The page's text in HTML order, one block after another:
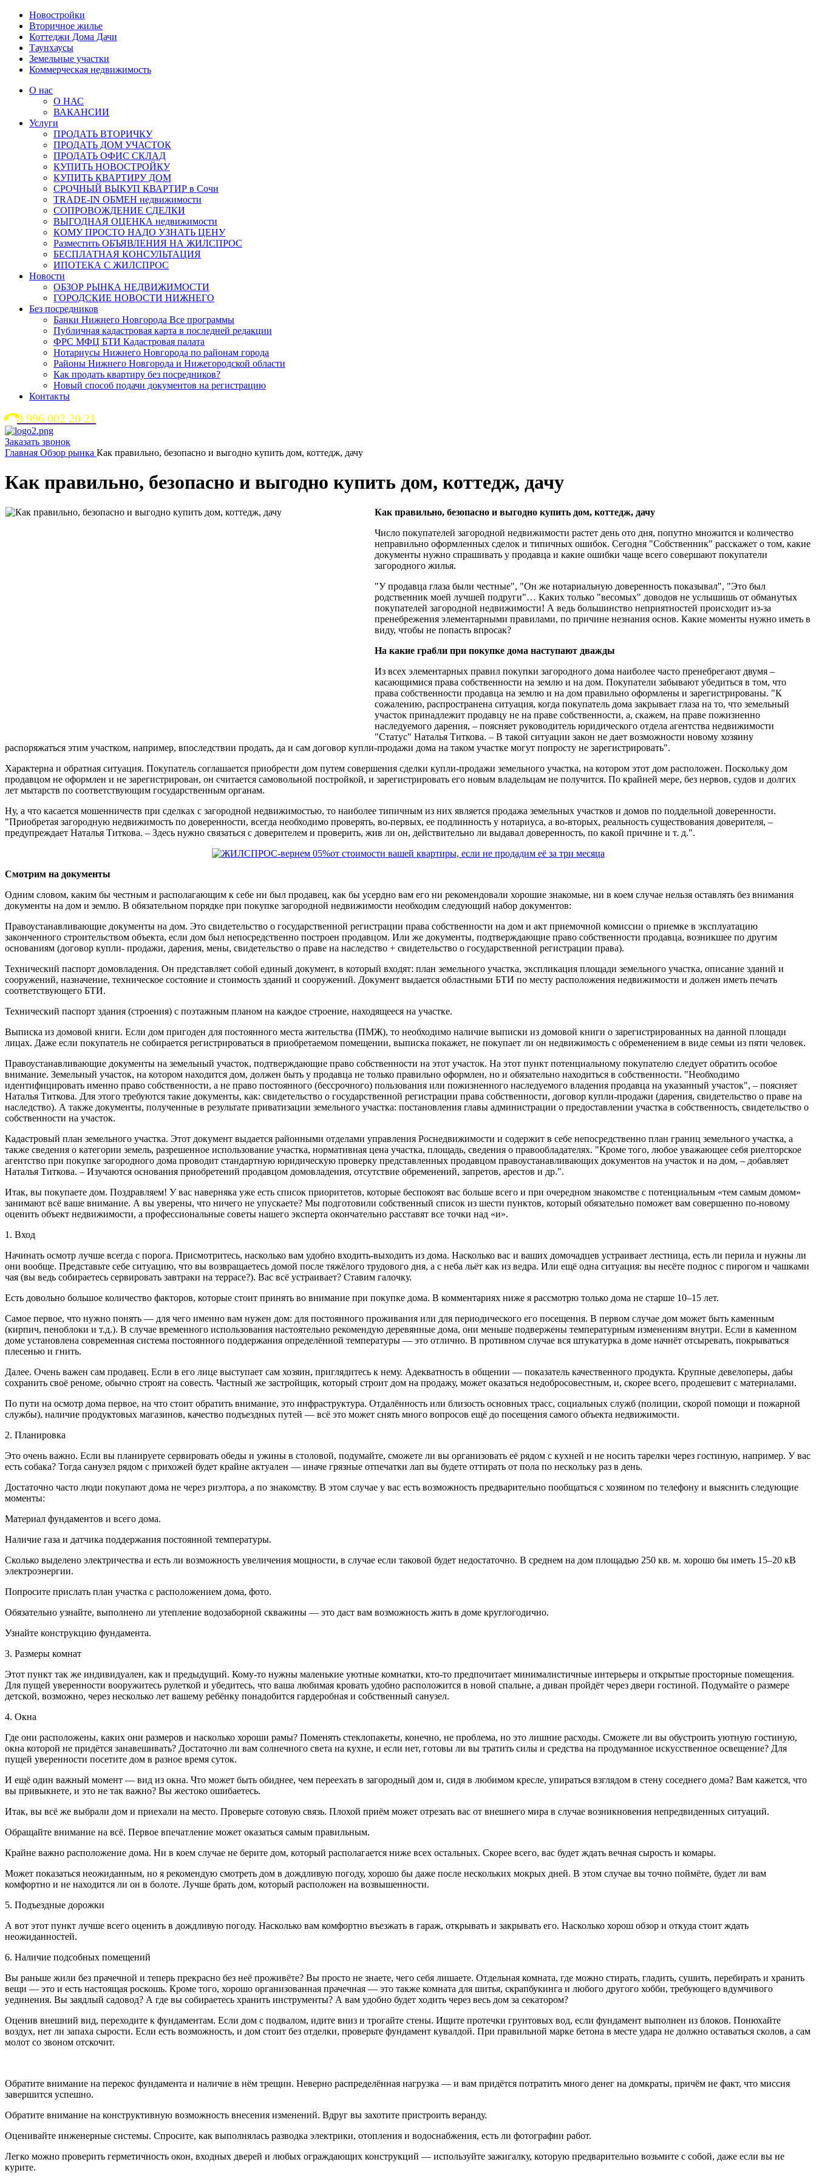
Новостройки
Вторичное жилье
Коттеджи Дома Дачи
Таунхаусы
Земельные участки
Коммерческая недвижимость
О нас
О НАС
ВАКАНСИИ
Услуги
ПРОДАТЬ ВТОРИЧКУ
ПРОДАТЬ ДОМ УЧАСТОК
ПРОДАТЬ ОФИС СКЛАД
КУПИТЬ НОВОСТРОЙКУ
КУПИТЬ КВАРТИРУ ДОМ
СРОЧНЫЙ ВЫКУП КВАРТИР в Сочи
TRADE-IN ОБМЕН недвижимости
СОПРОВОЖДЕНИЕ СДЕЛКИ
ВЫГОДНАЯ ОЦЕНКА недвижимости
КОМУ ПРОСТО НАДО УЗНАТЬ ЦЕНУ
Разместить ОБЪЯВЛЕНИЯ НА ЖИЛСПРОС
БЕСПЛАТНАЯ КОНСУЛЬТАЦИЯ
ИПОТЕКА С ЖИЛСПРОС
Новости
ОБЗОР РЫНКА НЕДВИЖИМОСТИ
ГОРОДСКИЕ НОВОСТИ НИЖНЕГО
Без посредников
Банки Нижнего Новгорода Все программы
Публичная кадастровая карта в последней редакции
ФРС МФЦ БТИ Кадастровая палата
Нотариусы Нижнего Новгорода по районам города
Районы Нижнего Новгорода и Нижегородской области
Как продать квартиру без посредников?
Новый способ подачи документов на регистрацию
Контакты
8 996 002 20 21
Заказать звонок
Главная Обзор рынка Как правильно, безопасно и выгодно купить дом, коттедж, дачу
Как правильно, безопасно и выгодно купить дом, коттедж, дачу
Как правильно, безопасно и выгодно купить дом, коттедж, дачу
Число покупателей загородной недвижимости растет день ото дня, попутно множится и количество
неправильно оформленных сделок и типичных ошибок. Сегодня "Собственник" расскажет о том, какие
документы нужно спрашивать у продавца и какие ошибки чаще всего совершают покупатели
загородного жилья.
"У продавца глаза были честные", "Он же нотариальную доверенность показывал", "Это был
родственник моей лучшей подруги"… Каких только "весомых" доводов не услышишь от обманутых
покупателей загородной недвижимости! А ведь большинство неприятностей происходит из-за
пренебрежения элементарными правилами, по причине незнания основ. Какие моменты нужно иметь в
виду, чтобы не попасть впросак?
На какие грабли при покупке дома наступают дважды
Из всех элементарных правил покупки загородного дома наиболее часто пренебрегают двумя –
касающимися права собственности на землю и на дом. Покупатели забывают убедиться в том, что
права собственности продавца на землю и на дом правильно оформлены и зарегистрированы. "К
сожалению, распространена ситуация, когда покупатель дома закрывает глаза на то, что земельный
участок принадлежит продавцу не на праве собственности, а, скажем, на праве пожизненно
наследуемого дарения, – поясняет руководитель юридического отдела агентства недвижимости
"Статус" Наталья Титкова. – В такой ситуации закон не дает возможности новому хозяину
распоряжаться этим участком, например, впоследствии продать, да и сам договор купли-продажи дома на таком участке могут попросту не зарегистрировать".
Характерна и обратная ситуация. Покупатель соглашается приобрести дом путем совершения сделки купли-продажи земельного участка, на котором этот дом расположен. Поскольку дом
продавцом не оформлен и не зарегистрирован, он считается самовольной постройкой, и зарегистрировать его новым владельцам не получится. По крайней мере, без нервов, судов и долгих
лет мытарств по соответствующим государственным органам.
Ну, а что касается мошенничеств при сделках с загородной недвижимостью, то наиболее типичным из них является продажа земельных участков и домов по поддельной доверенности.
"Приобретая загородную недвижимость по доверенности, всегда необходимо проверять, во-первых, ее подлинность у нотариуса, а во-вторых, реальность существования доверителя, –
предупреждает Наталья Титкова. – Здесь нужно связаться с доверителем и проверить, жив ли он, действительно ли выдавал доверенность, по какой причине и т. д.".
Смотрим на документы
Одним словом, каким бы честным и располагающим к себе ни был продавец, как бы усердно вам его ни рекомендовали хорошие знакомые, ни в коем случае нельзя оставлять без внимания
документы на дом и землю. В обязательном порядке при покупке загородной недвижимости необходим следующий набор документов:
Правоустанавливающие документы на дом. Это свидетельство о государственной регистрации права собственности на дом и акт приемочной комиссии о приемке в эксплуатацию
законченного строительством объекта, если дом был непосредственно построен продавцом. Или же документы, подтверждающие право собственности продавца, возникшее по другим
основаниям (договор купли- продажи, дарения, мены, свидетельство о праве на наследство + свидетельство о государственной регистрации права).
Технический паспорт домовладения. Он представляет собой единый документ, в который входят: план земельного участка, экспликация площади земельного участка, описание зданий и
сооружений, назначение, техническое состояние и стоимость зданий и сооружений. Документ выдается областными БТИ по месту расположения недвижимости и должен иметь печать
соответствующего БТИ.
Технический паспорт здания (строения) с поэтажным планом на каждое строение, находящееся на участке.
Выписка из домовой книги. Если дом пригоден для постоянного места жительства (ПМЖ), то необходимо наличие выписки из домовой книги о зарегистрированных на данной площади
лицах. Даже если покупатель не собирается регистрироваться в приобретаемом помещении, выписка покажет, не покупает ли он недвижимость с обременением в виде семьи из пяти человек.
Правоустанавливающие документы на земельный участок, подтверждающие право собственности на этот участок. На этот пункт потенциальному покупателю следует обратить особое
внимание. Земельный участок, на котором находится дом, должен быть у продавца не только правильно оформлен, но и обязательно находиться в собственности. "Необходимо
идентифицировать именно право собственности, а не право постоянного (бессрочного) пользования или пожизненного наследуемого владения продавца на указанный участок", – поясняет
Наталья Титкова. Для этого требуются такие документы, как: свидетельство о государственной регистрации права собственности, договор купли-продажи (дарения, свидетельство о праве на
наследство). А также документы, полученные в результате приватизации земельного участка: постановления главы администрации о предоставлении участка в собственность, свидетельство о
собственности на участок.
Кадастровый план земельного участка. Этот документ выдается районными отделами управления Роснедвижимости и содержит в себе непосредственно план границ земельного участка, а
также сведения о категории земель, разрешенное использование участка, нормативная цена участка, площадь, сведения о правообладателях. "Кроме того, любое уважающее себя риелторское
агентство при покупке загородного дома проводит стандартную юридическую проверку представленных продавцом правоустанавливающих документов на участок и на дом, – добавляет
Наталья Титкова. – Изучаются основания приобретений продавцом домовладения, отсутствие обременений, запретов, арестов и др.".
Итак, вы покупаете дом. Поздравляем! У вас наверняка уже есть список приоритетов, которые беспокоят вас больше всего и при очередном знакомстве с потенциальным «тем самым домом»
занимают всё ваше внимание. А вы уверены, что ничего не упускаете? Мы подготовили собственный список из шести пунктов, который обязательно поможет вам совершенно по-новому
оценить объект недвижимости, а профессиональные советы нашего эксперта окончательно расставят все точки над «и».
1. Вход
Начинать осмотр лучше всегда с порога. Присмотритесь, насколько вам удобно входить-выходить из дома. Насколько вас и ваших домочадцев устраивает лестница, есть ли перила и нужны ли
они вообще. Представьте себе ситуацию, что вы возвращаетесь домой после тяжёлого трудового дня, а с неба льёт как из ведра. Или ещё одна ситуация: вы несёте поднос с пирогом и чашками
чая (вы ведь собираетесь сервировать завтраки на террасе?). Вас всё устраивает? Ставим галочку.
Есть довольно большое количество факторов, которые стоит принять во внимание при покупке дома. В комментариях ниже я рассмотрю только дома не старше 10–15 лет.
Самое первое, что нужно понять — для чего именно вам нужен дом: для постоянного проживания или для периодического его посещения. В первом случае дом может быть каменным
(кирпич, пеноблоки и т.д.). В случае временного использования настоятельно рекомендую деревянные дома, они меньше подвержены температурным изменениям внутри. Если в каменном
доме установлена современная система постоянного поддержания определённой температуры — это отлично. В противном случае вся штукатурка в доме начнёт отсыревать, покрываться
плесенью и гнить.
Далее. Очень важен сам продавец. Если в его лице выступает сам хозяин, приглядитесь к нему. Адекватность в общении — показатель качественного продукта. Крупные девелоперы, дабы
сохранить своё реноме, обычно строят на совесть. Частный же застройщик, который строит дом на продажу, может оказаться недобросовестным, и, скорее всего, продешевит с материалами.
По пути на осмотр дома первое, на что стоит обратить внимание, это инфраструктура. Отдалённость или близость основных трасс, социальных служб (полиции, скорой помощи и пожарной
службы), наличие продуктовых магазинов, качество подъездных путей — всё это может снять много вопросов ещё до посещения самого объекта недвижимости.
2. Планировка
Это очень важно. Если вы планируете сервировать обеды и ужины в столовой, подумайте, сможете ли вы организовать её рядом с кухней и не носить тарелки через гостиную, например. У вас
есть собака? Тогда санузел рядом с прихожей будет крайне актуален — иначе грязные отпечатки лап вы будете оттирать от пола по нескольку раз в день.
Достаточно часто люди покупают дома не через риэлтора, а по знакомству. В этом случае у вас есть возможность предварительно пообщаться с хозяином по телефону и выяснить следующие
моменты:
Материал фундаментов и всего дома.
Наличие газа и датчика поддержания постоянной температуры.
Сколько выделено электричества и есть ли возможность увеличения мощности, в случае если таковой будет недостаточно. В среднем на дом площадью 250 кв. м. хорошо бы иметь 15–20 кВ
электроэнергии.
Попросите прислать план участка с расположением дома, фото.
Обязательно узнайте, выполнено ли утепление водозаборной скважины — это даст вам возможность жить в доме круглогодично.
Узнайте конструкцию фундамента.
3. Размеры комнат
Этот пункт так же индивидуален, как и предыдущий. Кому-то нужны маленькие уютные комнатки, кто-то предпочитает минималистичные интерьеры и открытые просторные помещения.
Для пущей уверенности вооружитесь рулеткой и убедитесь, что ваша любимая кровать удобно расположится в новой спальне, а диван пройдёт через двери гостиной. Подумайте о размере
детской, возможно, через несколько лет вашему ребёнку понадобится гардеробная и собственный санузел.
4. Окна
Где они расположены, каких они размеров и насколько хороши рамы? Поменять стеклопакеты, конечно, не проблема, но это лишние расходы. Сможете ли вы обустроить уютную гостиную,
окна которой не придётся занавешивать? Достаточно ли вам солнечного света на кухне, и если нет, готовы ли вы тратить силы и средства на продуманное искусственное освещение? Для
пущей уверенности посетите дом в разное время суток.
И ещё один важный момент — вид из окна. Что может быть обиднее, чем переехать в загородный дом и, сидя в любимом кресле, упираться взглядом в стену соседнего дома? Вам кажется, что
вы привыкнете, и это не так важно? Вы жестоко ошибаетесь.
Итак, вы всё же выбрали дом и приехали на место. Проверьте сотовую связь. Плохой приём может отрезать вас от внешнего мира в случае возникновения непредвиденных ситуаций.
Обращайте внимание на всё. Первое впечатление может оказаться самым правильным.
Крайне важно расположение дома. Ни в коем случае не берите дом, который располагается ниже всех остальных. Скорее всего, вас будет ждать вечная сырость и комары.
Может показаться неожиданным, но я рекомендую смотреть дом в дождливую погоду, хорошо бы даже после нескольких мокрых дней. В этом случае вы точно поймёте, будет ли вам
комфортно и не находится ли он в болоте. Лучше брать дом, который расположен на возвышенности.
5. Подъездные дорожки
А вот этот пункт лучше всего оценить в дождливую погоду. Насколько вам комфортно въезжать в гараж, открывать и закрывать его. Насколько хорош обзор и откуда стоит ждать
неожиданностей.
6. Наличие подсобных помещений
Вы раньше жили без прачечной и теперь прекрасно без неё проживёте? Вы просто не знаете, чего себя лишаете. Отдельная комната, где можно стирать, гладить, сушить, перебирать и хранить
вещи — это и есть настоящая роскошь. Кроме того, хорошо организованная прачечная — это также комната для шитья, скрапбукинга и любого другого хобби, требующего вдумчивого
уединения. Вы заядлый садовод? А где вы собираетесь хранить инструменты? А вам удобно будет ходить через весь дом за секатором?
Оценив внешний вид, переходите к фундаментам. Если дом с подвалом, идите вниз и трогайте стены. Ищите протечки грунтовых вод, если фундамент выполнен из блоков. Понюхайте
воздух, нет ли запаха сырости. Если есть возможность, и дом стоит без отделки, проверьте фундамент кувалдой. При правильной марке бетона в месте удара не должно оставаться сколов, а сам
молот со звоном отскочит.
Обратите внимание на перекос фундамента и наличие в нём трещин. Неверно распределённая нагрузка — и вам придётся потратить много денег на домкраты, причём не факт, что миссия
завершится успешно.
Обратите внимание на конструктивную возможность внесения изменений. Вдруг вы захотите пристроить веранду.
Оценивайте инженерные системы. Спросите, как выполнялась разводка электрики, отопления и водоснабжения, есть ли фотографии работ.
Легко можно проверить герметичность окон, входных дверей и любых ограждающих конструкций — используйте зажигалку, которую предварительно возьмите с собой, даже если вы не
курите.